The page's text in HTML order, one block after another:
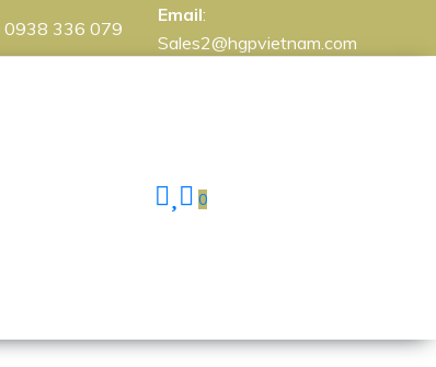
0938 336 079
Email:
Sales2@hgpvietnam.com
0